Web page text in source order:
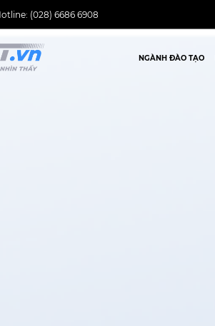
(028) 6686 6908
NGÀNH ĐÀO TẠO